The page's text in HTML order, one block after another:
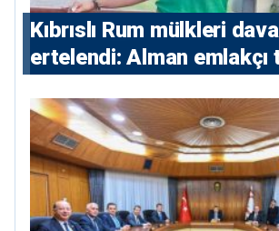
Kıbrıslı Rum mülkleri
ertelendi: Alman emlakçı